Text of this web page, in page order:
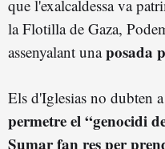
que l'exalcaldessa va
la Flotilla de Gaza,
assenyalant unaposada
Els d'Iglesias no dubten
permetre el “genocidi
Sumar fan res per